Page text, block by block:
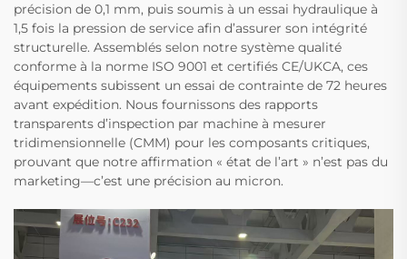
précision de 0,1 mm, puis soumis à un essai hydraulique à
1,5 fois la pression de service afin d’assurer son intégrité
structurelle. Assemblés selon notre système qualité
conforme à la norme ISO 9001 et certifiés CE/UKCA, ces
équipements subissent un essai de contrainte de 72 heures
avant expédition. Nous fournissons des rapports
transparents d’inspection par machine à mesurer
tridimensionnelle (CMM) pour les composants critiques,
prouvant que notre affirmation « état de l’art » n’est pas du
marketing—c’est une précision au micron.